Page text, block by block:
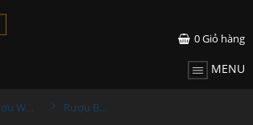
0Giỏ hàng
MENU
Rượu Whisky Rượu Ballantine's 18YO Glenburgie Hộp Quà 2023